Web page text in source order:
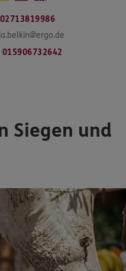
02713819986
015906732642
Siegen und